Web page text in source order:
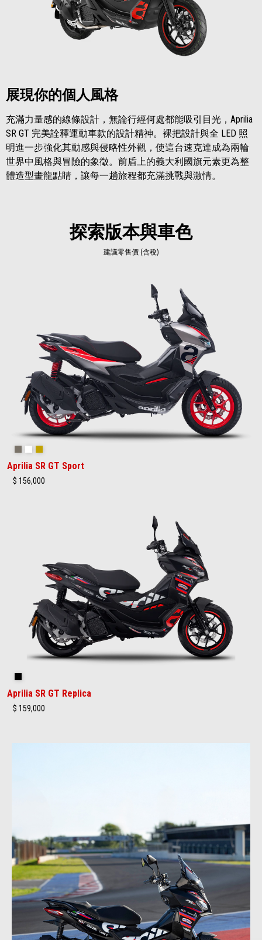
展現你的個人風格
充滿力量感的線條設計，無論行經何處都能吸引目光，Aprilia
SR GT 完美詮釋運動車款的設計精神。裸把設計與全 LED 照
明進一步強化其動感與侵略性外觀，使這台速克達成為兩輪
世界中風格與冒險的象徵。前盾上的義大利國旗元素更為整
體造型畫龍點睛，讓每一趟旅程都充滿挑戰與激情。
探索版本與車色
建議零售價 (含稅)
Aprilia SR GT Sport
$ 156,000
Aprilia SR GT Replica
$ 159,000